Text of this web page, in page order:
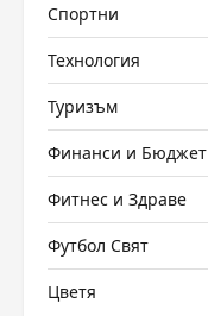
Спортни
Технология
Туризъм
Финанси и Бюджет
Фитнес и Здраве
Футбол Свят
Цветя